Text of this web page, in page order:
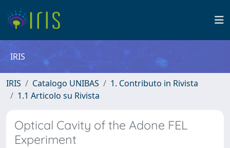
IRIS
IRIS Catalogo UNIBAS
1. Contributo in Rivista
1.1 Articolo su Rivista
Optical Cavity of the Adone FEL
Experiment